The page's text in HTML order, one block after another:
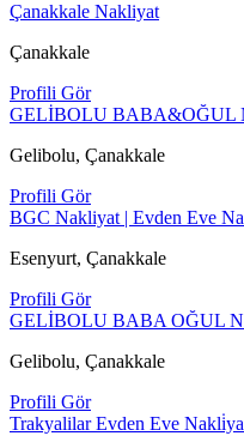
Çanakkale Nakliyat
Çanakkale
Profili Gör
GELİBOLU BABA&OĞUL
Gelibolu, Çanakkale
Profili Gör
BGC Nakliyat | Evden Eve
Esenyurt, Çanakkale
Profili Gör
GELİBOLU BABA OĞUL
Gelibolu, Çanakkale
Profili Gör
Trakyalilar Evden Eve